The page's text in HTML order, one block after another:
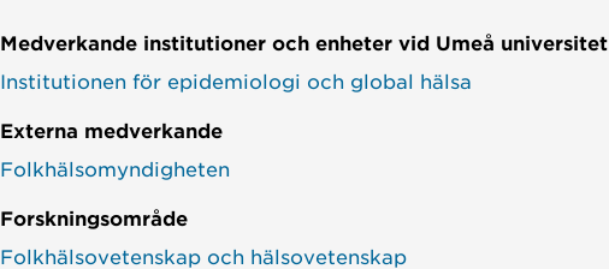
Medverkande institutioner och enheter vid Umeå universitet
Institutionen för epidemiologi och global hälsa
Externa medverkande
Folkhälsomyndigheten
Forskningsområde
Folkhälsovetenskap och hälsovetenskap